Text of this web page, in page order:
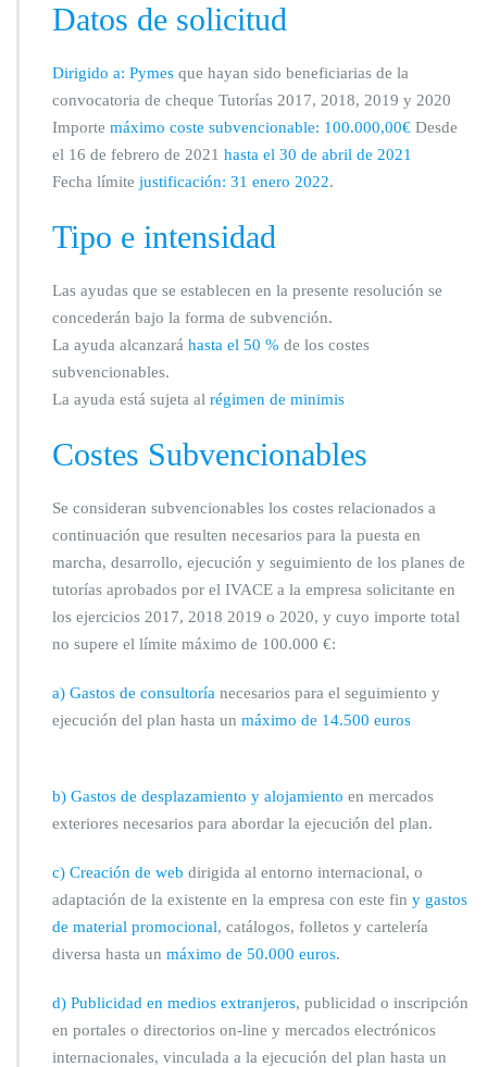
Datos de solicitud
Dirigido a: Pymes que hayan sido beneficiarias de la
convocatoria de cheque Tutorías 2017, 2018, 2019 y 2020
Importe máximo coste subvencionable: 100.000,00€ Desde
el 16 de febrero de 2021 hasta el 30 de abril de 2021
Fecha límite justificación: 31 enero 2022.
Tipo e intensidad
Las ayudas que se establecen en la presente resolución se
concederán bajo la forma de subvención.
La ayuda alcanzará hasta el 50 % de los costes
subvencionables.
La ayuda está sujeta al régimen de minimis
Costes Subvencionables
Se consideran subvencionables los costes relacionados a
continuación que resulten necesarios para la puesta en
marcha, desarrollo, ejecución y seguimiento de los planes de
tutorías aprobados por el IVACE a la empresa solicitante en
los ejercicios 2017, 2018 2019 o 2020, y cuyo importe total
no supere el límite máximo de 100.000 €:
a) Gastos de consultoría necesarios para el seguimiento y
ejecución del plan hasta un máximo de 14.500 euros
b) Gastos de desplazamiento y alojamiento en mercados
exteriores necesarios para abordar la ejecución del plan.
c) Creación de web dirigida al entorno internacional, o
adaptación de la existente en la empresa con este fin y gastos
de material promocional, catálogos, folletos y cartelería
diversa hasta un máximo de 50.000 euros.
d) Publicidad en medios extranjeros, publicidad o inscripción
en portales o directorios on-line y mercados electrónicos
internacionales, vinculada a la ejecución del plan hasta un